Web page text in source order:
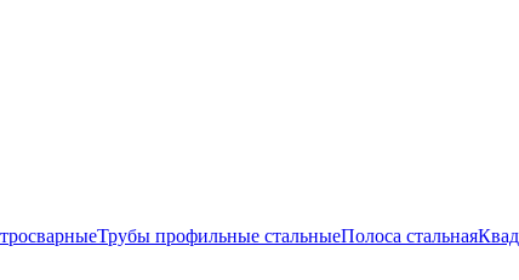
Трубы профильные стальныеПолоса стальная